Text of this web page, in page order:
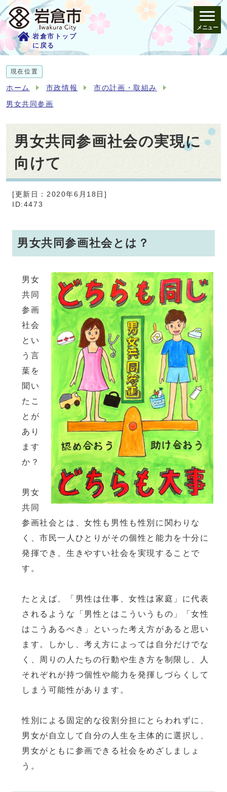
岩倉市トップ
に戻る
メニュー
現在位置
ホーム 市政情報 市の計画・取組み
男女共同参画
男女共同参画社会の実現に
向けて
[更新日：2020年6月18日]
ID:4473
男女共同参画社会とは？
男女
共同
参画
社会
とい
う言
葉を
聞い
たこ
とが
あり
ます
か？
男女
共同
参画社会とは、女性も男性も性別に関わりな
く、市民一人ひとりがその個性と能力を十分に
発揮でき、生きやすい社会を実現することで
す。
たとえば、「男性は仕事、女性は家庭」に代表
されるような「男性とはこういうもの」「女性
はこうあるべき」といった考え方があると思い
ます。しかし、考え方によっては自分だけでな
く、周りの人たちの行動や生き方を制限し、人
それぞれが持つ個性や能力を発揮しづらくして
しまう可能性があります。
性別による固定的な役割分担にとらわれずに、
男女が自立して自分の人生を主体的に選択し、
男女がともに参画できる社会をめざしましょ
う。